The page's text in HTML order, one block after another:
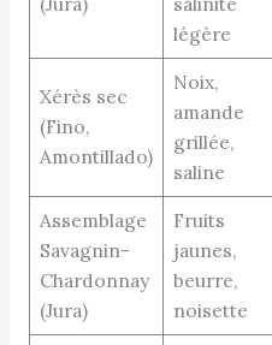
légère
Xérès sec
(Fino,
Amontillado)
Noix,
amande
grillée,
saline
Assemblage
Savagnin-
Chardonnay
(Jura)
Fruits
jaunes,
beurre,
noisette